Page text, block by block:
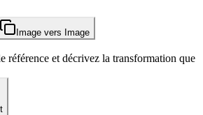
Image vers Image
référence et décrivez la transformation que